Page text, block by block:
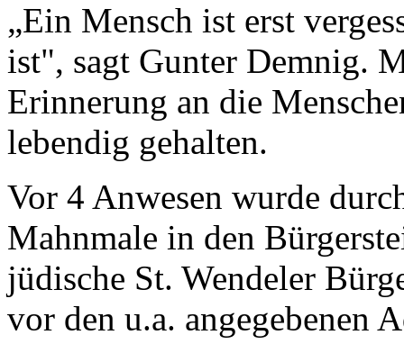
„Ein Mensch ist erst
ist", sagt Gunter Demnig.
Erinnerung an die
lebendig gehalten.
Vor 4 Anwesen wurde
Mahnmale in den
jüdische St. Wendeler
vor den u.a. angegebenen